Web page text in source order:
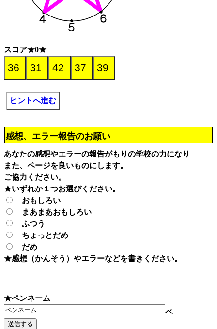
スコア★0★
ヒントへ進む
感想、エラー報告のお願い
あなたの感想やエラーの報告がもりの学校の力になり
また、ページを良いものにします。
ご協力ください。
★いずれか１つお選びください。
おもしろい
まあまあおもしろい
ふつう
ちょっとだめ
だめ
★感想（かんそう）やエラーなどを書きください。
★ペンネーム
ペ